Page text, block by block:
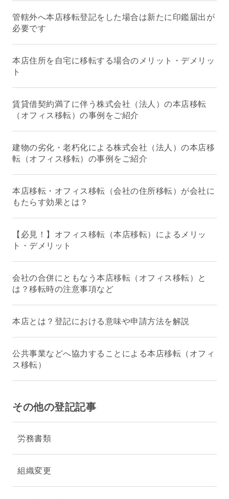
管轄外へ本店移転登記をした場合は新たに印鑑届出が
必要です
本店住所を自宅に移転する場合のメリット・デメリッ
ト
賃貸借契約満了に伴う株式会社（法人）の本店移転
（オフィス移転）の事例をご紹介
建物の劣化・老朽化による株式会社（法人）の本店移
転（オフィス移転）の事例をご紹介
本店移転・オフィス移転（会社の住所移転）が会社に
もたらす効果とは？
【必見！】オフィス移転（本店移転）によるメリッ
ト・デメリット
会社の合併にともなう本店移転（オフィス移転）と
は？移転時の注意事項など
本店とは？登記における意味や申請方法を解説
公共事業などへ協力することによる本店移転（オフィ
ス移転）
その他の登記記事
労務書類
組織変更